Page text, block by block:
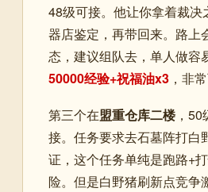
48级可接。他让你拿着裁决
器店鉴定，再带回来。路上
态，建议组队去，单人做容
50000经验+祝福油x3 ，非
第三个在盟重仓库二楼，50
接。任务要求去石墓阵打白
证，这个任务单纯是跑路+
险。但是白野猪刷新点竞争